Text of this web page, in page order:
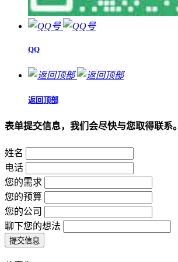
QQ
返回顶部
表单提交信息，我们会尽快与您取得联系。
姓名
电话
您的需求
您的预算
您的公司
聊下您的想法